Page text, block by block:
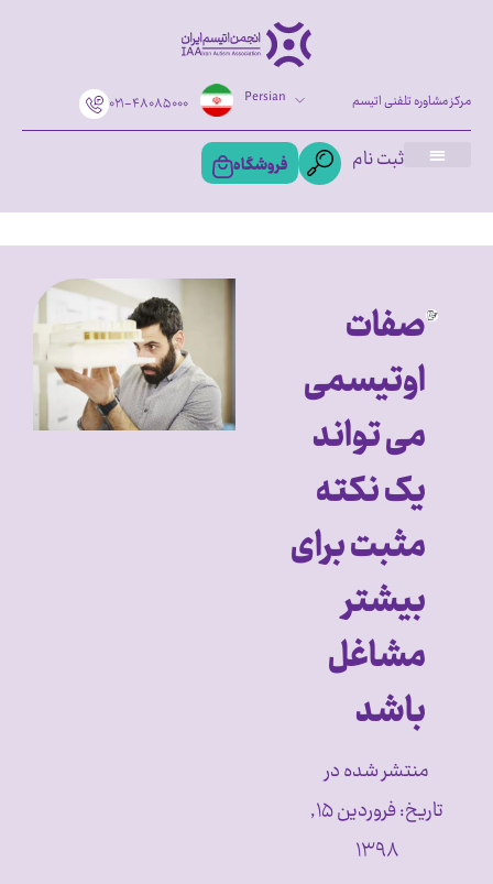
۰۲۱-۴۸۰۸۵۰۰۰ Persian مرکز مشاوره تلفنی اتیسم
ثبت نام فروشگاه
صفات
اوتیسمی
می تواند
یک نکته
مثبت برای
بیشتر
مشاغل
باشد
منتشر شده در
تاریخ:
فروردین ۱۵,
۱۳۹۸